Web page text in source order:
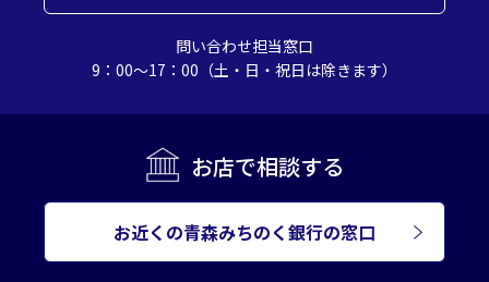
問い合わせ担当窓口
9：00～17：00（土・日・祝日は除きます）
お店で相談する
お近くの青森みちのく銀行の窓口